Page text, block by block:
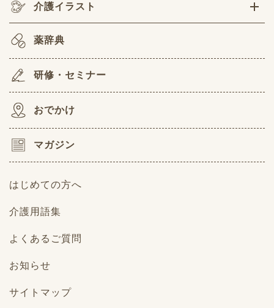
介護イラスト
薬辞典
研修・セミナー
おでかけ
マガジン
はじめての方へ
介護用語集
よくあるご質問
お知らせ
サイトマップ